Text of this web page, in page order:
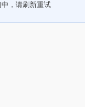
，请刷新重试